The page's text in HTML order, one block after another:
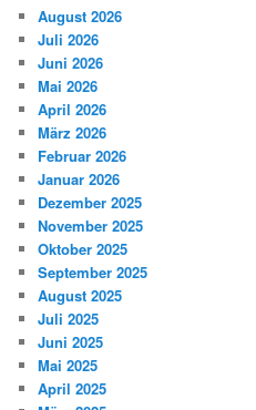
August 2026
Juli 2026
Juni 2026
Mai 2026
April 2026
März 2026
Februar 2026
Januar 2026
Dezember 2025
November 2025
Oktober 2025
September 2025
August 2025
Juli 2025
Juni 2025
Mai 2025
April 2025